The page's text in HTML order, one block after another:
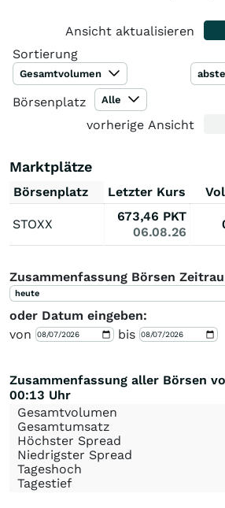
Ansicht aktualisieren
Sortierung
Gesamtvolumen
Börsenplatz Alle
vorherige Ansicht
Marktplätze
Börsenplatz Letzter Kurs
STOXX
673,46 PKT
06.08.26
Zusammenfassung Börsen
heute
oder Datum eingeben:
von
bis
Zusammenfassung aller Börsen
00:13 Uhr
Gesamtvolumen
Gesamtumsatz
Höchster Spread
Niedrigster Spread
Tageshoch
Tagestief